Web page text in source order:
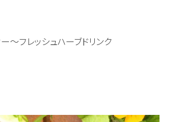
～フレッシュハーブドリンク